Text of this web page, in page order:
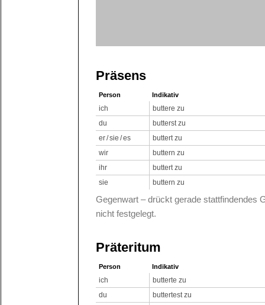
Präsens
Person Indikativ
ich
buttere zu
du
butterst zu
er / sie / es
buttert zu
wir
buttern zu
ihr
buttert zu
sie
buttern zu
Gegenwart – drückt gerade stattfindendes
nicht festgelegt.
Präteritum
Person Indikativ
ich
butterte zu
du
buttertest zu